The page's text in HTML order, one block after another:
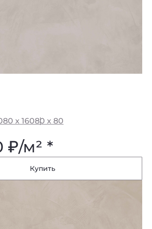
80 x 16080 x 80
₽/м² *
Купить